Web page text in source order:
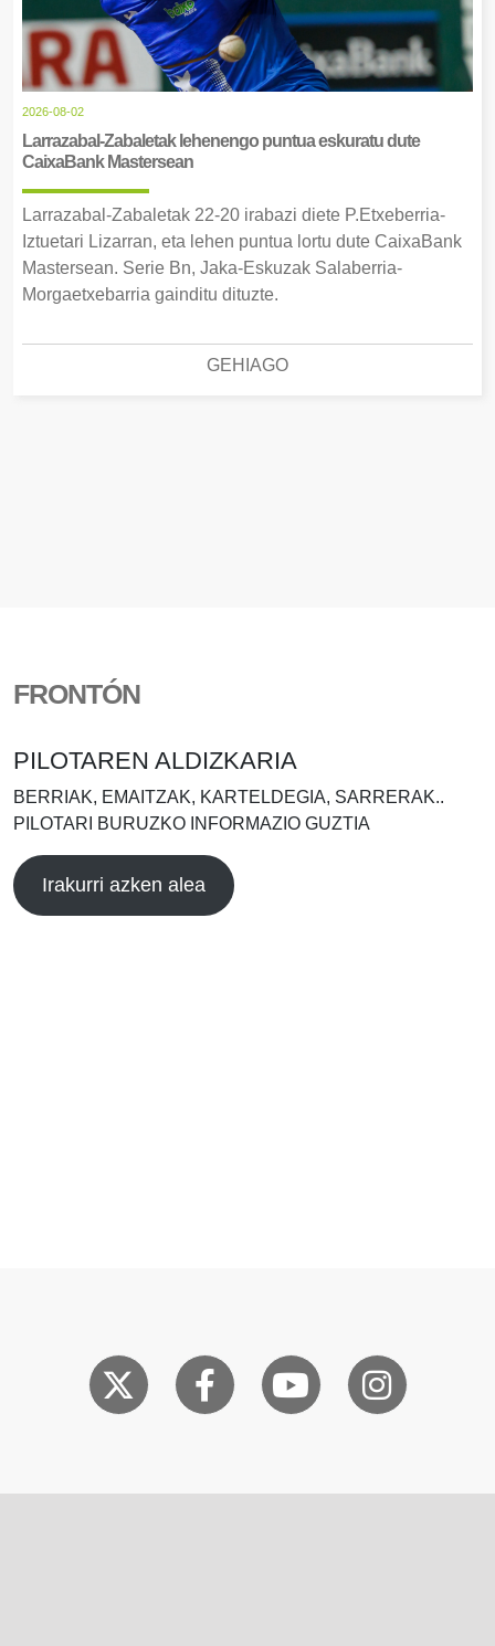
2026-08-02
Larrazabal-Zabaletak lehenengo puntua eskuratu dute
CaixaBank Mastersean
Larrazabal-Zabaletak 22-20 irabazi diete P.Etxeberria-
Iztuetari Lizarran, eta lehen puntua lortu dute CaixaBank
Mastersean. Serie Bn, Jaka-Eskuzak Salaberria-
Morgaetxebarria gainditu dituzte.
GEHIAGO
FRONTÓN
PILOTAREN ALDIZKARIA
BERRIAK, EMAITZAK, KARTELDEGIA, SARRERAK..
PILOTARI BURUZKO INFORMAZIO GUZTIA
Irakurri azken alea